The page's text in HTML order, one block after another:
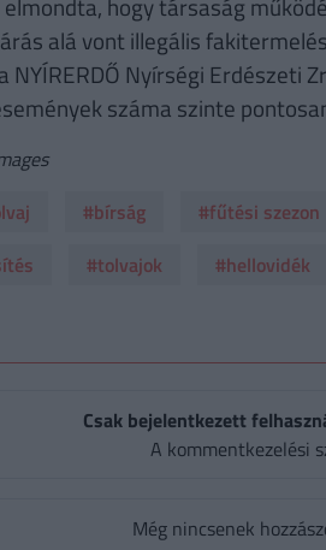
alá vont illegális
NYÍRERDŐ Nyírségi
száma szinte
#bírság #fűtési szezon
#tolvajok #hellovidék
Csak bejelentkezett
A kommentkezelési
Még nincsenek